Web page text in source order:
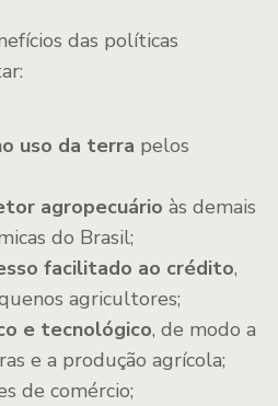
das políticas
uso da terra pelos
agropecuário às demais
do Brasil;
facilitado ao crédito,
agricultores;
e tecnológico, de modo a
e a produção agrícola;
de comércio;